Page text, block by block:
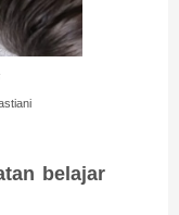
belajar